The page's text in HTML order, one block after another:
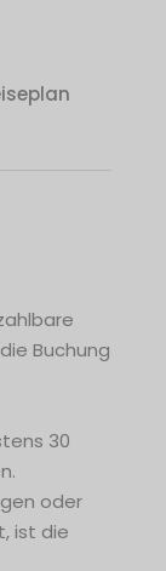
Buchung
30
oder
ist die